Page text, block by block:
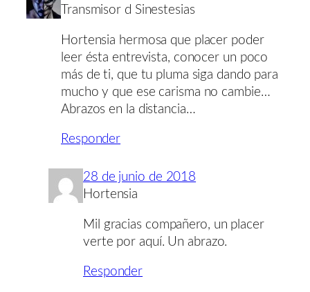
Transmisor d Sinestesias
Hortensia hermosa que placer poder
leer ésta entrevista, conocer un poco
más de ti, que tu pluma siga dando para
mucho y que ese carisma no cambie…
Abrazos en la distancia…
Responder
28 de junio de 2018
Hortensia
Mil gracias compañero, un placer
verte por aquí. Un abrazo.
Responder